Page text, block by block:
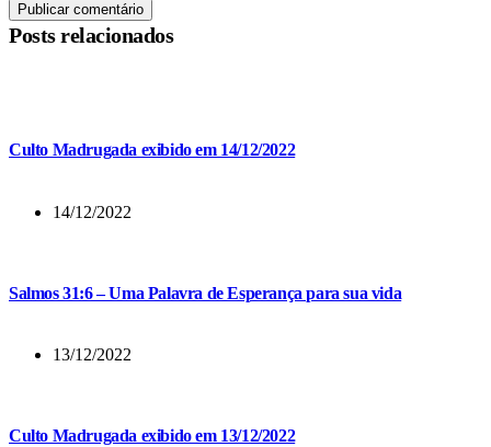
Publicar comentário
Posts relacionados
Culto Madrugada exibido em 14/12/2022
14/12/2022
Salmos 31:6 – Uma Palavra de Esperança para sua vida
13/12/2022
Culto Madrugada exibido em 13/12/2022